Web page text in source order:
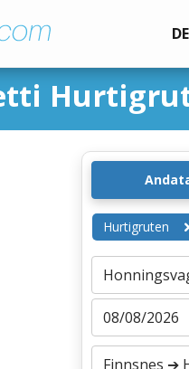
Hurtigruten